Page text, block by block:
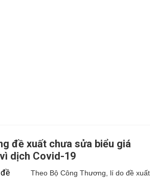
đề xuất chưa sửa biểu giá
dịch Covid-19
Theo Bộ Công Thương, lí do đề xuất